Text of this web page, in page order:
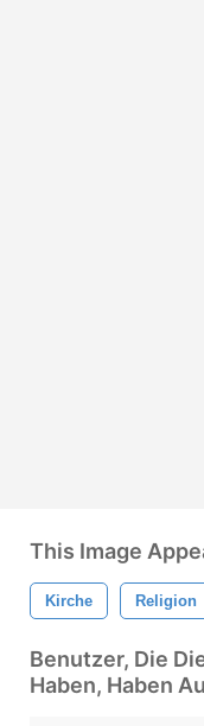
This Image
Kirche Religion
Benutzer, Die
Haben, Haben